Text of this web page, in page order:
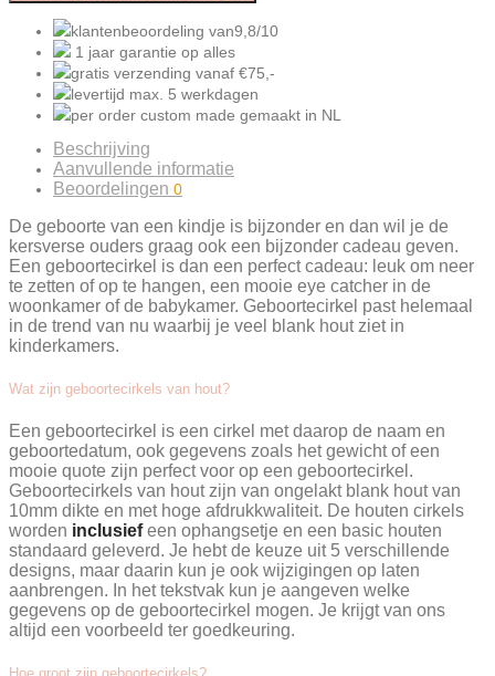
klantenbeoordeling van9,8/10
1 jaar garantie op alles
gratis verzending vanaf €75,-
levertijd max. 5 werkdagen
per order custom made gemaakt in NL
Beschrijving
Aanvullende informatie
Beoordelingen 0
De geboorte van een kindje is bijzonder en dan wil je de
kersverse ouders graag ook een bijzonder cadeau geven.
Een geboortecirkel is dan een perfect cadeau: leuk om neer
te zetten of op te hangen, een mooie eye catcher in de
woonkamer of de babykamer. Geboortecirkel past helemaal
in de trend van nu waarbij je veel blank hout ziet in
kinderkamers.
Wat zijn geboortecirkels van hout?
Een geboortecirkel is een cirkel met daarop de naam en
geboortedatum, ook gegevens zoals het gewicht of een
mooie quote zijn perfect voor op een geboortecirkel.
Geboortecirkels van hout zijn van ongelakt blank hout van
10mm dikte en met hoge afdrukkwaliteit. De houten cirkels
worden inclusiefeen ophangsetje en een basic houten
standaard geleverd. Je hebt de keuze uit 5 verschillende
designs, maar daarin kun je ook wijzigingen op laten
aanbrengen. In het tekstvak kun je aangeven welke
gegevens op de geboortecirkel mogen. Je krijgt van ons
altijd een voorbeeld ter goedkeuring.